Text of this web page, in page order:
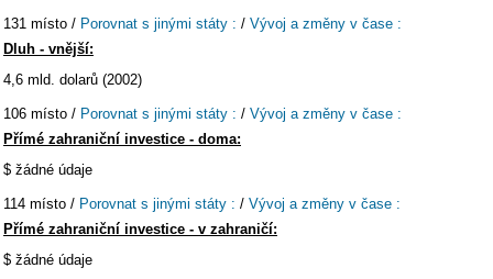
131 místo / Porovnat s jinými státy : / Vývoj a změny v čase :
Dluh - vnější:
4,6 mld. dolarů (2002)
106 místo / Porovnat s jinými státy : / Vývoj a změny v čase :
Přímé zahraniční investice - doma:
$ žádné údaje
114 místo / Porovnat s jinými státy : / Vývoj a změny v čase :
Přímé zahraniční investice - v zahraničí:
$ žádné údaje